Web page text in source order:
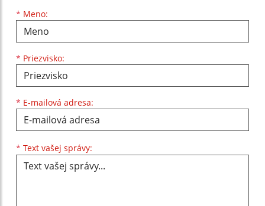
* Meno:
Meno
* Priezvisko:
Priezvisko
* E-mailová adresa:
E-mailová adresa
* Text vašej správy: